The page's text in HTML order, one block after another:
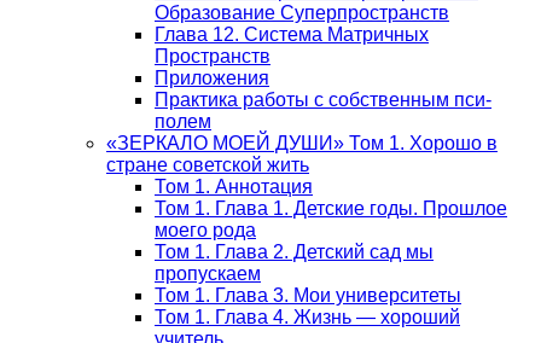
Образование Суперпространств
Глава 12. Система Матричных
Пространств
Приложения
Практика работы с собственным пси-
полем
«ЗЕРКАЛО МОЕЙ ДУШИ» Том 1. Хорошо в
стране советской жить
Том 1. Аннотация
Том 1. Глава 1. Детские годы. Прошлое
моего рода
Том 1. Глава 2. Детский сад мы
пропускаем
Том 1. Глава 3. Мои университеты
Том 1. Глава 4. Жизнь — хороший
учитель